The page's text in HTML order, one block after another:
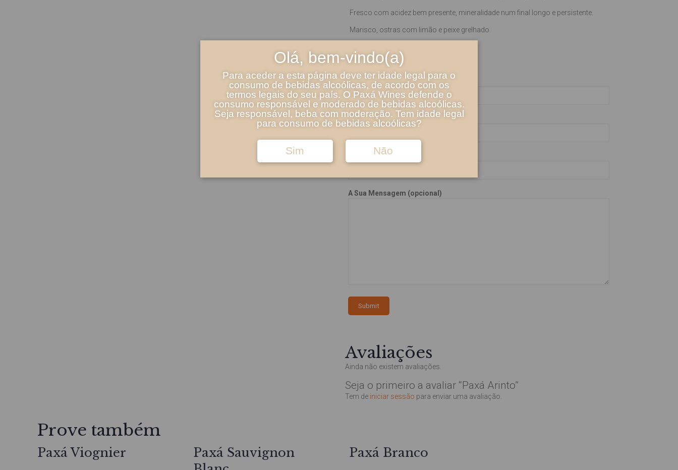
Fresco com acidez bem presente, mineralidade num final longo e persistente.
Marisco, ostras com limão e peixe grelhado.
Nome
Email
Assunto
A Sua Mensagem (opcional)
Avaliações
Ainda não existem avaliações.
Seja o primeiro a avaliar “Paxá Arinto”
Tem de iniciar sessão para enviar uma avaliação.
Prove também
Paxá Viognier
Paxá Sauvignon
Paxá Branco
Olá, bem-vindo(a)
Para aceder a esta página deve ter idade legal para o
consumo de bebidas alcoólicas, de acordo com os
termos legais do seu país. O Paxá Wines defende o
consumo responsável e moderado de bebidas alcoólicas.
Seja responsável, beba com moderação. Tem idade legal
para consumo de bebidas alcoólicas?
Sim Não